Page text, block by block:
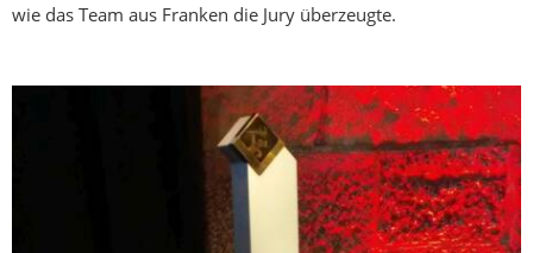
wie das Team aus Franken die Jury überzeugte.